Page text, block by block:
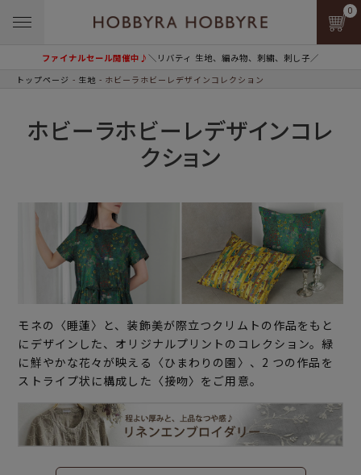
ファイナルセール開催中♪＼リバティ 生地、編み物、刺繍、刺し子／
0
トップページ 生地 ホビーラホビーレデザインコレクション
ホビーラホビーレデザインコレ
クション
モネの〈睡蓮〉と、装飾美が際立つクリムトの作品をもと
にデザインした、オリジナルプリントのコレクション。緑
に鮮やかな花々が映える〈ひまわりの園〉、2 つの作品を
ストライプ状に構成した〈接吻〉をご用意。